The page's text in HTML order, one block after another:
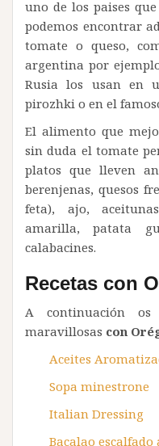
uno de los paises
podemos encontrar
tomate o queso,
argentina por
Rusia los usan en
pirozhki o en el
El alimento que
sin duda el tomate
platos que lleven
berenjenas, quesos
feta), ajo,
amarilla, patata
calabacines.
Recetas con
A continuación os
maravillosas con
Aceites
Sopa minestrone
Italian Dressing
Bacalao